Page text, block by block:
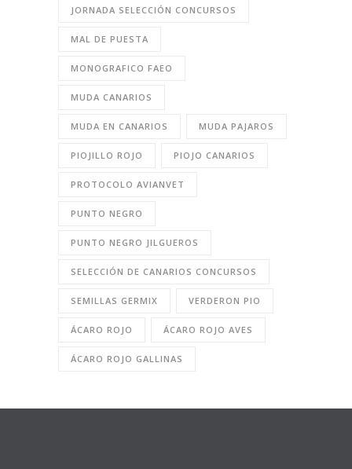
JORNADA SELECCIÓN CONCURSOS
MAL DE PUESTA
MONOGRAFICO FAEO
MUDA CANARIOS
MUDA EN CANARIOS MUDA PAJAROS
PIOJILLO ROJO PIOJO CANARIOS
PROTOCOLO AVIANVET
PUNTO NEGRO
PUNTO NEGRO JILGUEROS
SELECCIÓN DE CANARIOS CONCURSOS
SEMILLAS GERMIX VERDERON PIO
ÁCARO ROJO ÁCARO ROJO AVES
ÁCARO ROJO GALLINAS